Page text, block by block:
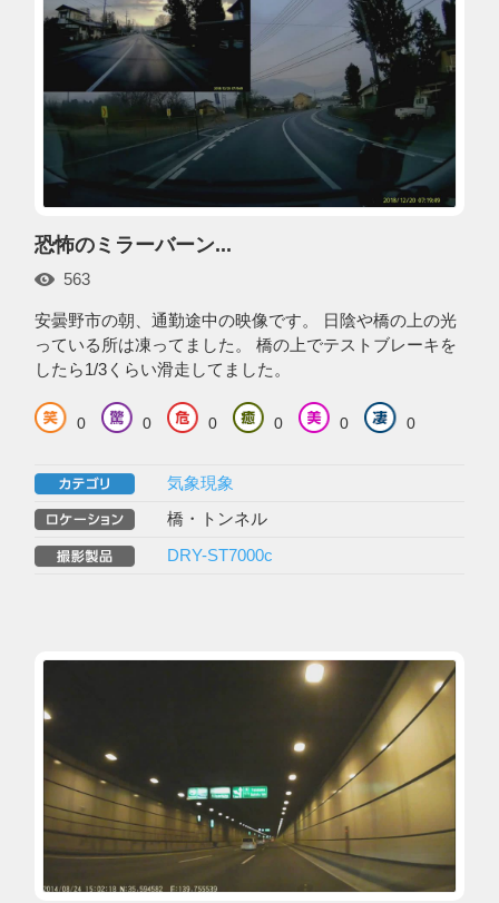
恐怖のミラーバーン...
563
安曇野市の朝、通勤途中の映像です。 日陰や橋の上の光
っている所は凍ってました。 橋の上でテストブレーキを
したら1/3くらい滑走してました。
0 0 0 0 0 0
気象現象
橋・トンネル
DRY-ST7000c